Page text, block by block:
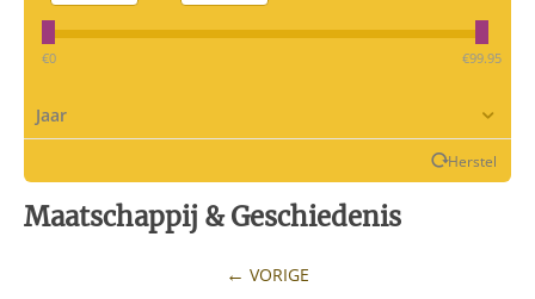
‎€0 ‎€99.95
Jaar
Herstel
Maatschappij & Geschiedenis
VORIGE